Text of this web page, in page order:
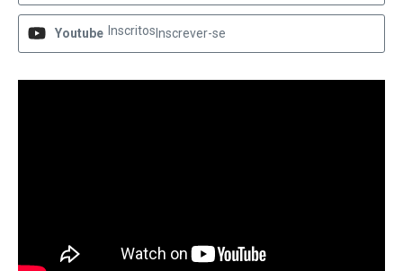
Youtube Inscritos Inscrever-se